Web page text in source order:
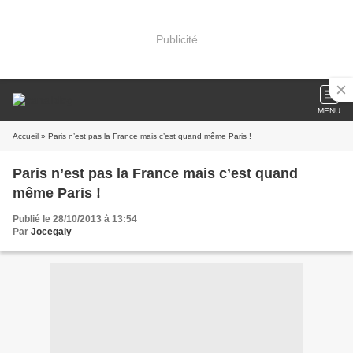
Publicité
MENU
Accueil » Paris n’est pas la France mais c’est quand même Paris !
Paris n’est pas la France mais c’est quand
même Paris !
Publié le 28/10/2013 à 13:54
Par Jocegaly